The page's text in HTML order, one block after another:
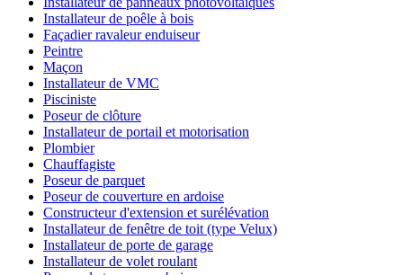
Installateur de poêle à bois
Façadier ravaleur enduiseur
Peintre
Maçon
Installateur de VMC
Pisciniste
Poseur de clôture
Installateur de portail et motorisation
Plombier
Chauffagiste
Poseur de parquet
Poseur de couverture en ardoise
Constructeur d'extension et surélévation
Installateur de fenêtre de toit (type Velux)
Installateur de porte de garage
Installateur de volet roulant